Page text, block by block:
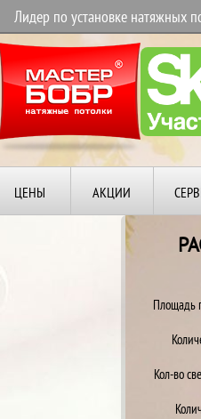
Лидер по установке натяжных
ЦЕНЫ АКЦИИ
Площадь
Кол-во